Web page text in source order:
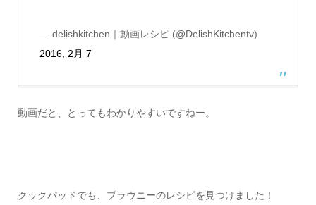
— delishkitchen｜動画レシピ (@DelishKitchentv)
2016, 2月 7
動画だと、とってもわかりやすいですねー。
クックパッドでも、ブラウニーのレシピを見つけました！